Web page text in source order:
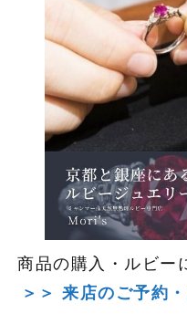
商品の購入・ルビー
＞＞ 来店のご予約